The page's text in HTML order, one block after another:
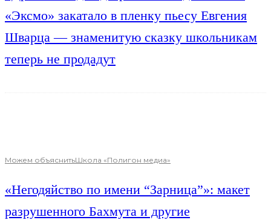
«Эксмо» закатало в пленку пьесу Евгения
Шварца — знаменитую сказку школьникам
теперь не продадут
Можем объяснитьШкола «Полигон медиа»
«Негодяйство по имени “Зарница”»: макет
разрушенного Бахмута и другие